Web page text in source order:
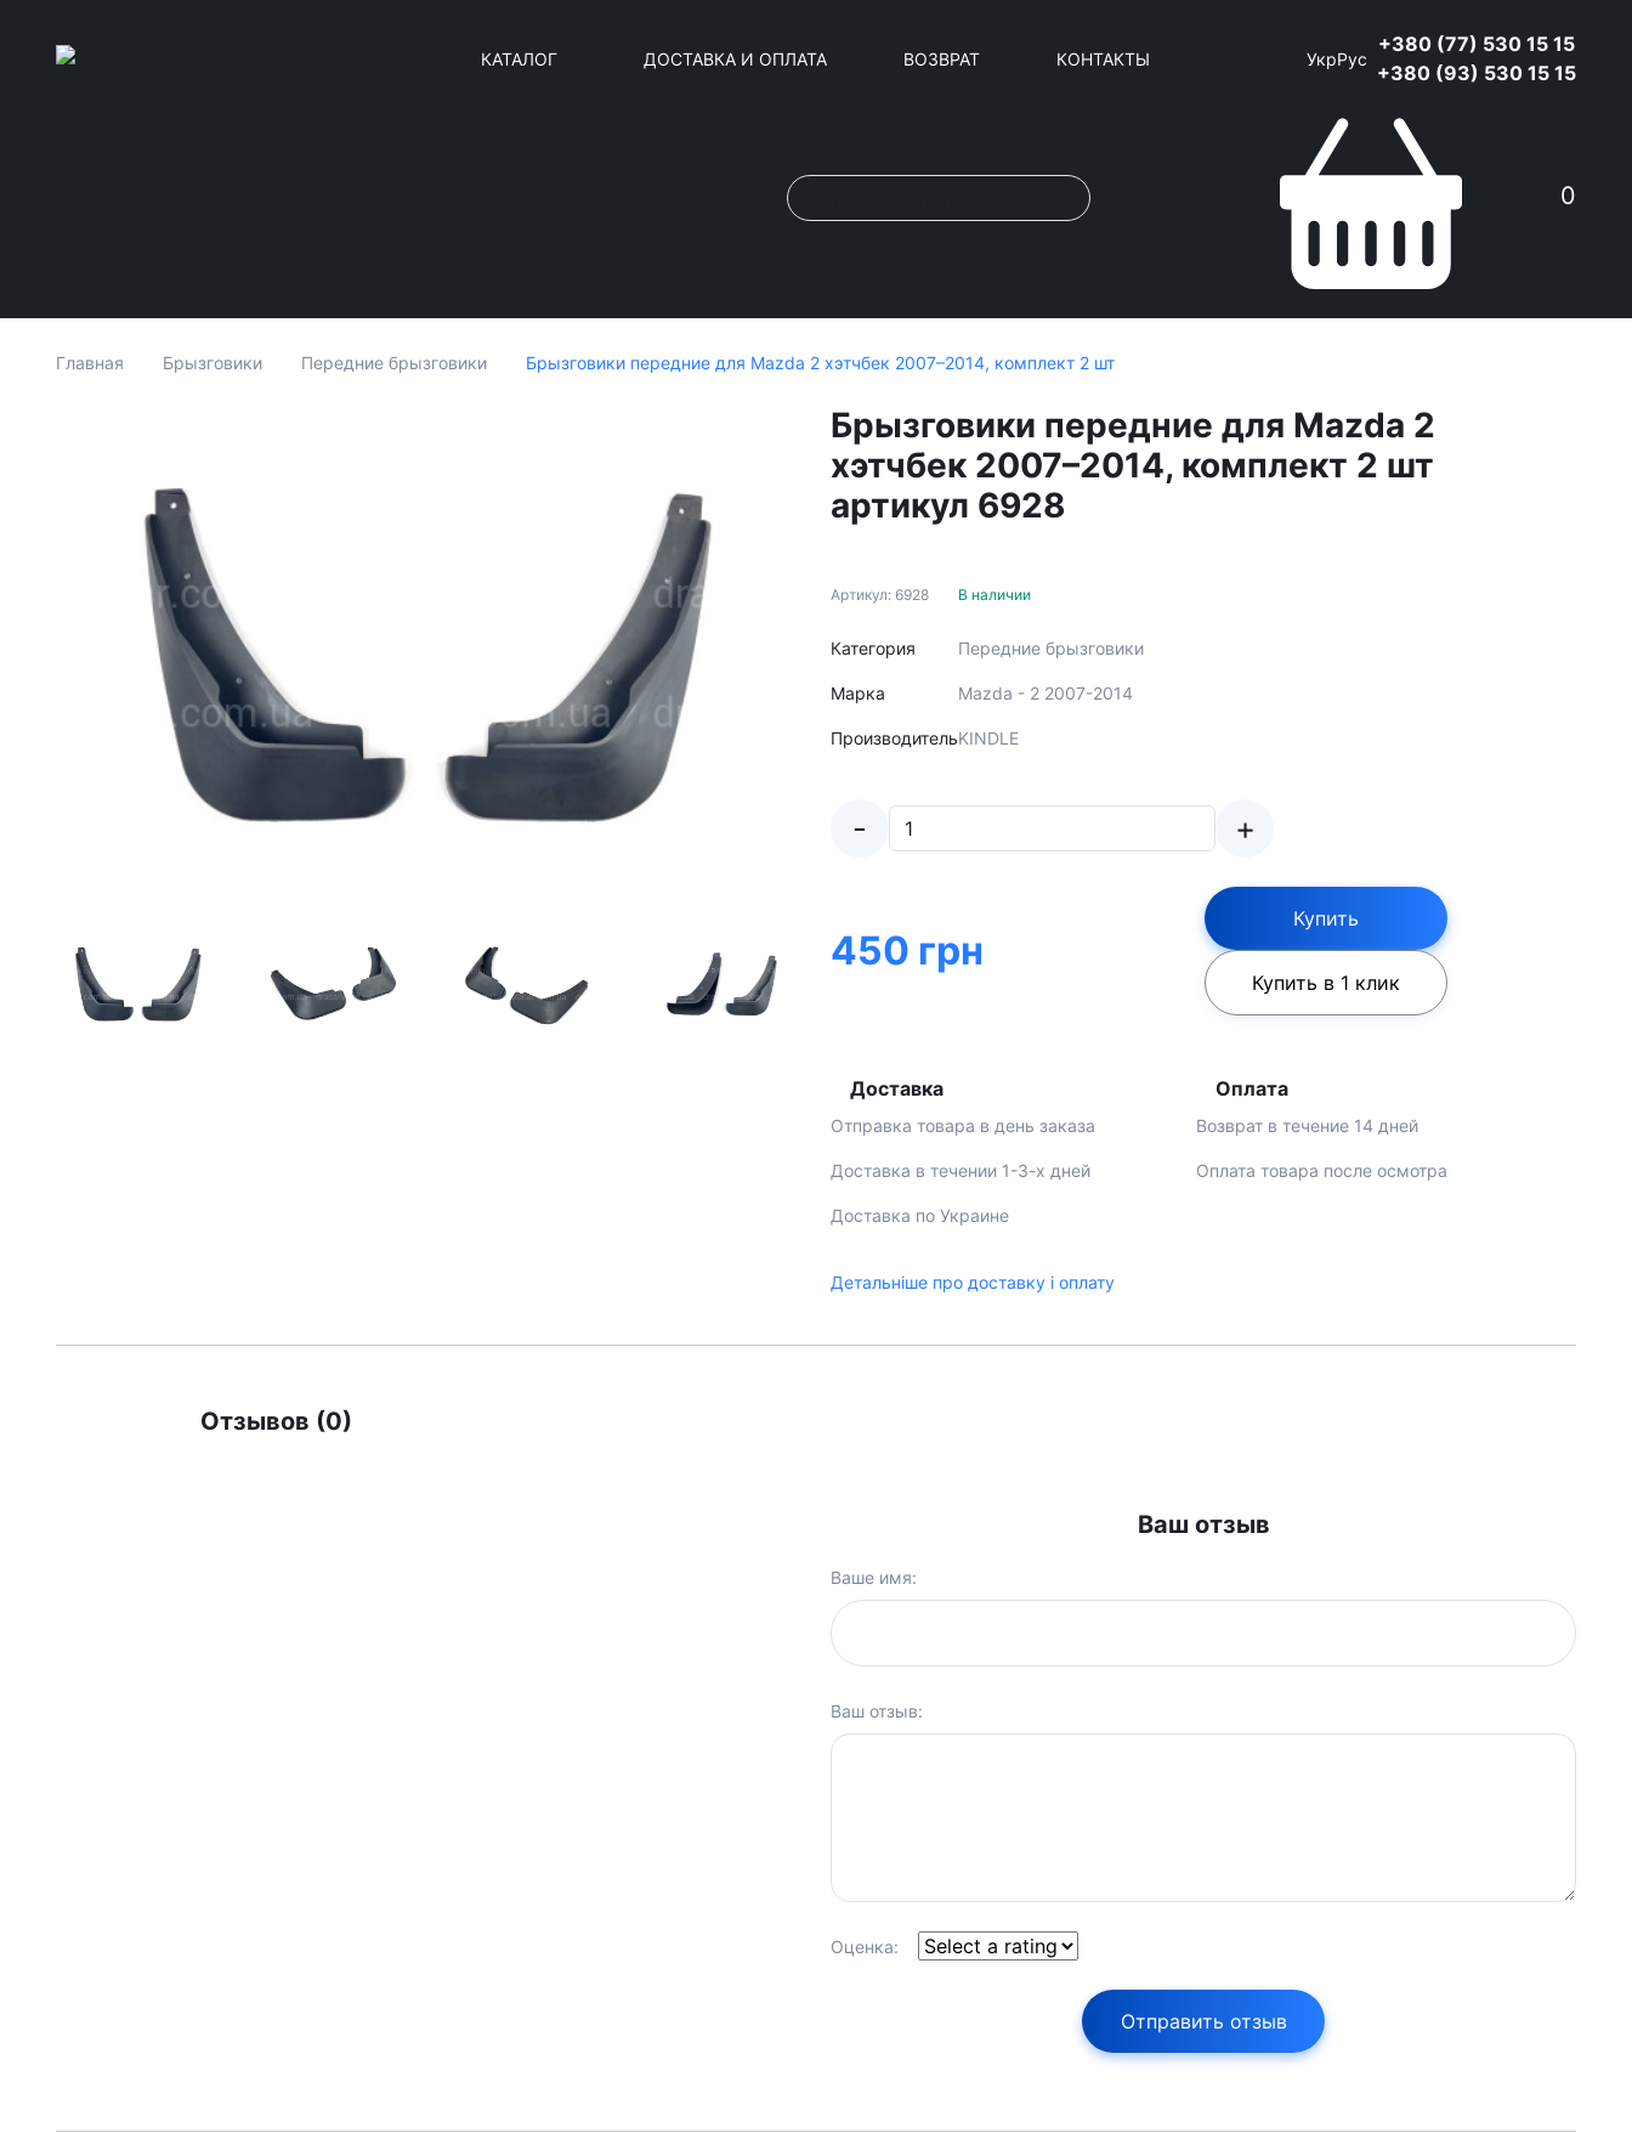
КАТАЛОГ ДОСТАВКА И ОПЛАТА ВОЗВРАТ КОНТАКТЫ УкрРус
+380 (77) 530 15 15
+380 (93) 530 15 15
0
Главная Брызговики Передние брызговики Брызговики передние для Mazda 2 хэтчбек 2007–2014, комплект 2 шт
Брызговики передние для Mazda 2
хэтчбек 2007–2014, комплект 2 шт
артикул 6928
Артикул: 6928
Категория
Марка
Производитель
В наличии
Передние брызговики
Mazda - 2 2007-2014
KINDLE
- +
450 грн
Купить
Купить в 1 клик
Доставка
Отправка товара в день заказа
Доставка в течении 1-3-х дней
Доставка по Украине
Оплата
Возврат в течение 14 дней
Оплата товара после осмотра
Детальніше про доставку і оплату
Отзывов (0)
Ваш отзыв
Ваше имя:
Ваш отзыв:
Оценка:
Отправить отзыв